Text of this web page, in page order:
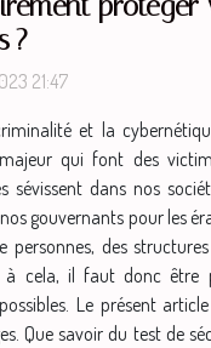
?
21:47
et la
qui font des
sévissent dans nos
gouvernants pour les
personnes, des
à cela, il faut donc être
Le présent
Que savoir du test de